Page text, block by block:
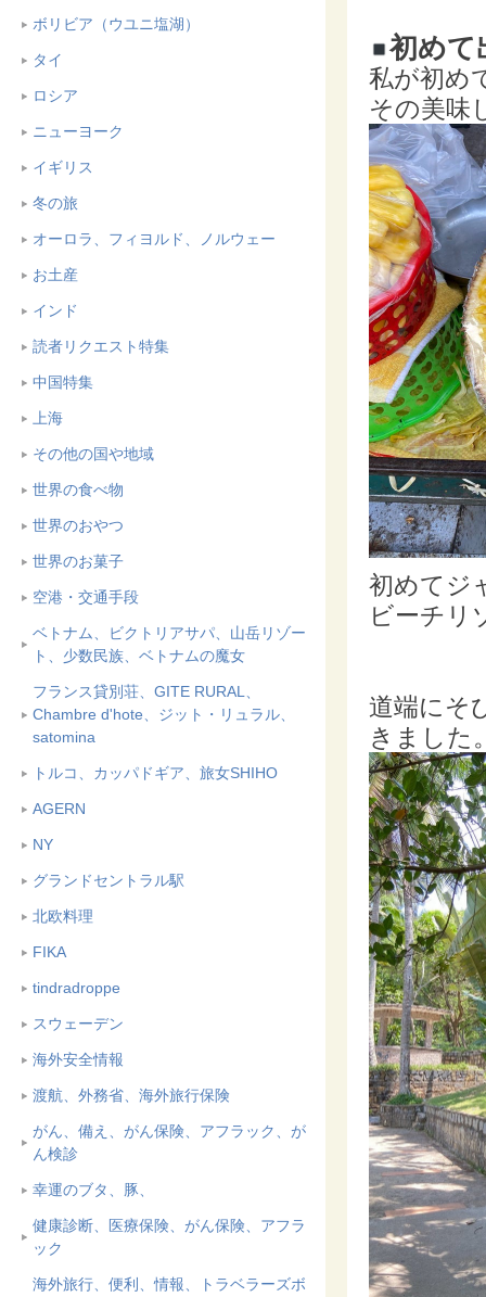
ボリビア（ウユニ塩湖）
タイ
ロシア
ニューヨーク
イギリス
冬の旅
オーロラ、フィヨルド、ノルウェー
お土産
インド
読者リクエスト特集
中国特集
上海
その他の国や地域
世界の食べ物
世界のおやつ
世界のお菓子
空港・交通手段
ベトナム、ビクトリアサパ、山岳リゾー
ト、少数民族、ベトナムの魔女
フランス貸別荘、GITE RURAL、
Chambre d'hote、ジット・リュラル、
satomina
トルコ、カッパドギア、旅女SHIHO
AGERN
NY
グランドセントラル駅
北欧料理
FIKA
tindradroppe
スウェーデン
海外安全情報
渡航、外務省、海外旅行保険
がん、備え、がん保険、アフラック、が
ん検診
幸運のブタ、豚、
健康診断、医療保険、がん保険、アフラ
ック
海外旅行、便利、情報、トラベラーズボ
初めて
私が初め
その美味
初めてジ
ビーチリ
道端にそ
きました